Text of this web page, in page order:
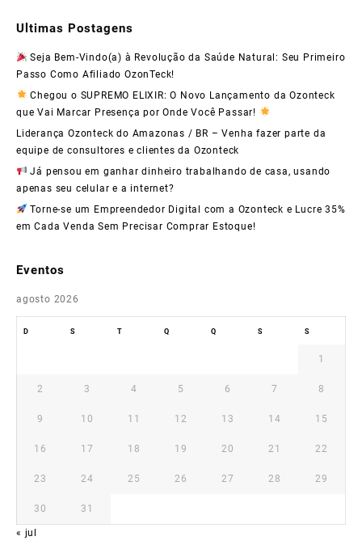
uma
Extra
com
a
Ozonteck!
Ultimas Postagens
Seja Bem-Vindo(a) à Revolução da Saúde Natural: Seu Primeiro
Passo Como Afiliado OzonTeck!
Chegou o SUPREMO ELIXIR: O Novo Lançamento da Ozonteck
que Vai Marcar Presença por Onde Você Passar!
Liderança Ozonteck do Amazonas / BR – Venha fazer parte da
equipe de consultores e clientes da Ozonteck
Já pensou em ganhar dinheiro trabalhando de casa, usando
apenas seu celular e a internet?
Torne-se um Empreendedor Digital com a Ozonteck e Lucre 35%
em Cada Venda Sem Precisar Comprar Estoque!
Eventos
agosto 2026
D S T Q Q S S
1
2 3 4 5 6 7 8
9 10 11 12 13 14 15
16 17 18 19 20 21 22
23 24 25 26 27 28 29
30 31
« jul